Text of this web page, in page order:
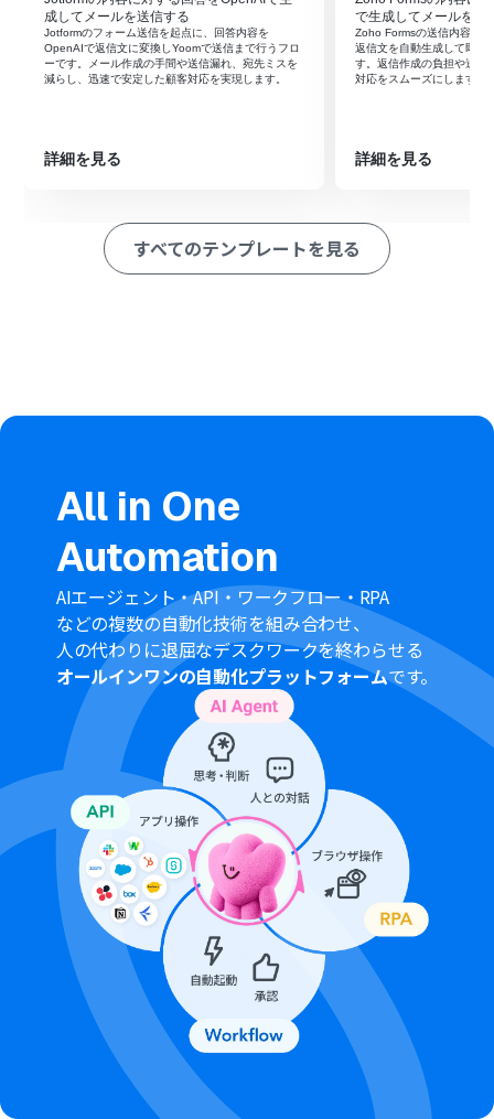
最後に、オペレーションでAsanaの「タスクを追加」アク
ションを設定し、前のステップでOpenAIが生成したテキ
スト情報をもとにタスクを作成します。
※「トリガー」：フロー起動のきっかけとなるアクション、「オ
■このワークフローのカスタムポイント
OpenAIに指示を出すプロンプトは自由にカスタマイズが
可能なため、回答の要約だけでなく、緊急度の判定や内
容の分類といった処理も実行できます。
OpenAI、AsanaのそれぞれとYoomを連携してくださ
支払いができる状態）が必要です。
ChatGPTのAPI利用はOpenAI社が有料で提供しており、
API疎通時のトークンにより従量課金される仕組みとなっ
ています。そのため、API使用時にお支払いが行える状況
でない場合エラーが発生しますのでご注意ください。
成してメールを送信する
Jotformのフォーム送信を起点に、回答内容を
OpenAIで返信文に変換しYoomで送信まで行うフロ
ーです。メール作成の手間や送信漏れ、宛先ミスを
減らし、迅速で安定した顧客対応を実現します。
詳細を見る
で生成してメールを送
Zoho Formsの送信内容を
返信文を自動生成して即時
す。返信作成の負担や送信
対応をスムーズにします。
詳細を見る
すべてのテンプレートを見る
All in One
Automation
AIエージェント・API・ワークフロー・RPA
などの複数の自動化技術を組み合わせ、
人の代わりに退屈なデスクワークを終わらせる
オールインワンの自動化プラットフォームです。